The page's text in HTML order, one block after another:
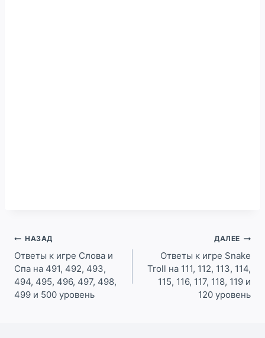
Навигация
по
записям
НАЗАД
Ответы к игре Слова и
Спа на 491, 492, 493,
494, 495, 496, 497, 498,
499 и 500 уровень
ДАЛЕЕ
Ответы к игре Snake
Troll на 111, 112, 113, 114,
115, 116, 117, 118, 119 и
120 уровень